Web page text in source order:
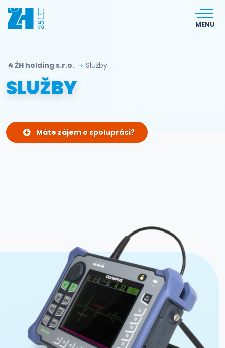
MENU
ŽH holding s.r.o. Služby
SLUŽBY
Máte zájem o spolupráci?